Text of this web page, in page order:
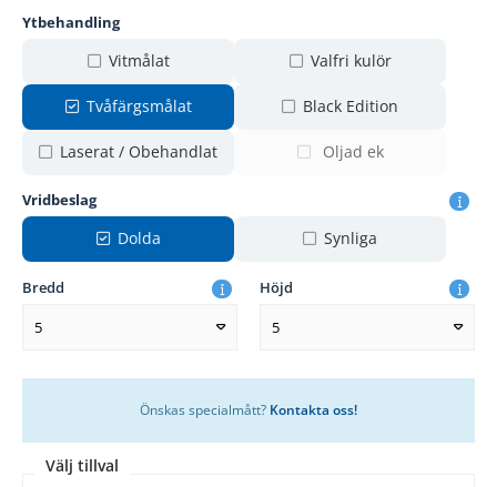
Ytbehandling
Vitmålat Valfri kulör
Tvåfärgsmålat Black Edition
Laserat / Obehandlat Oljad ek
Vridbeslag
Dolda Synliga
Bredd
5
Höjd
5
Önskas specialmått? Kontakta oss!
Välj tillval